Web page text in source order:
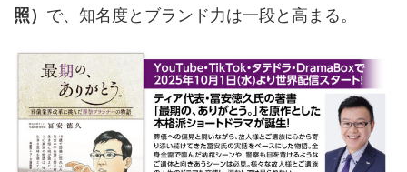
照） で、知名度とブランド力は一段と高まる。